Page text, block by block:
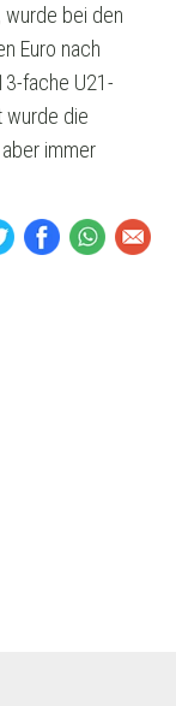
bei den
Euro nach
fache U21-
wurde die
immer